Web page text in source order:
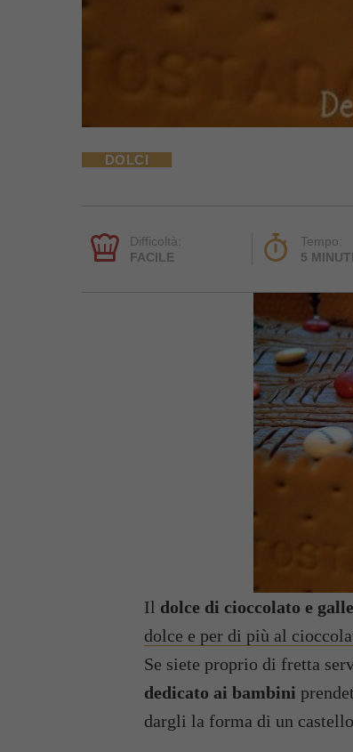
DOLCI
Difficoltà:
FACILE
Tempo:
5 MINUTI
Il dolce di cioccolato e
dolce e per di più al
Se siete proprio di fretta
dedicato ai bambini
dargli la forma di un